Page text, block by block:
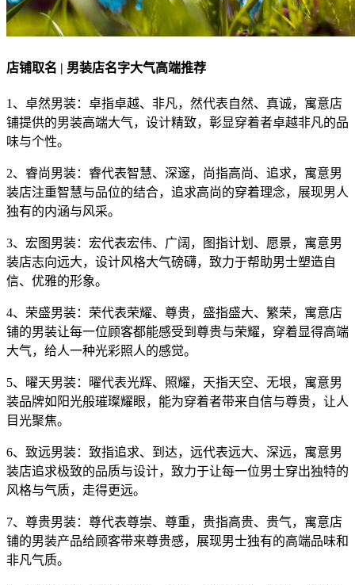
店铺取名 | 男装店名字大气高端推荐
1、卓然男装：卓指卓越、非凡，然代表自然、真诚，寓意店
铺提供的男装高端大气，设计精致，彰显穿着者卓越非凡的品
味与个性。
2、睿尚男装：睿代表智慧、深邃，尚指高尚、追求，寓意男
装店注重智慧与品位的结合，追求高尚的穿着理念，展现男人
独有的内涵与风采。
3、宏图男装：宏代表宏伟、广阔，图指计划、愿景，寓意男
装店志向远大，设计风格大气磅礴，致力于帮助男士塑造自
信、优雅的形象。
4、荣盛男装：荣代表荣耀、尊贵，盛指盛大、繁荣，寓意店
铺的男装让每一位顾客都能感受到尊贵与荣耀，穿着显得高端
大气，给人一种光彩照人的感觉。
5、曜天男装：曜代表光辉、照耀，天指天空、无垠，寓意男
装品牌如阳光般璀璨耀眼，能为穿着者带来自信与尊贵，让人
目光聚焦。
6、致远男装：致指追求、到达，远代表远大、深远，寓意男
装店追求极致的品质与设计，致力于让每一位男士穿出独特的
风格与气质，走得更远。
7、尊贵男装：尊代表尊崇、尊重，贵指高贵、贵气，寓意店
铺的男装产品给顾客带来尊贵感，展现男士独有的高端品味和
非凡气质。